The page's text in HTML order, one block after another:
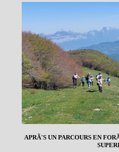
APRÃ¨S UN PARCOURS EN